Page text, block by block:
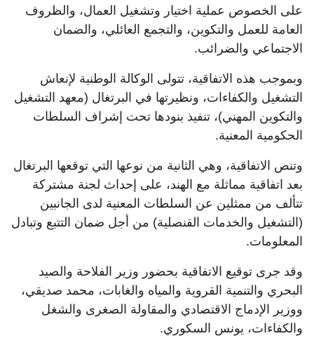
على الخصوص عملية اختيار وتشغيل العمال، والظروف
العامة للعمل والتكوين، والتجمع العائلي، والضمان
الاجتماعي والضرائب.
وبموجب هذه الاتفاقية، تتولى الوكالة الوطنية لإنعاش
التشغيل والكفاءات، ونظيرتها في البرتغال (معهد التشغيل
والتكوين المهني)، تنفيذ بنودها تحت إشراف السلطات
الحكومية المعنية.
وتنص الاتفاقية، وهي الثانية من نوعها التي توقعها البرتغال
بعد اتفاقية مماثلة مع الهند، على إحداث لجنة مشتركة
تتألف من ممثلين عن السلطات المعنية لدى الجانبين
(التشغيل والخدمات القنصلية) من أجل ضمان التتبع وتبادل
المعلومات.
وقد جرى توقيع الاتفاقية بحضور وزير الفلاحة والصيد
البحري والتنمية القروية والمياه والغابات، محمد صديقي،
ووزير الإدماج الاقتصادي والمقاولة الصغرى والشغل
والكفاءات، يونس السكوري.